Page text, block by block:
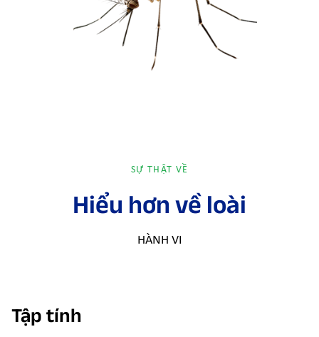
SỰ THẬT VỀ
Hiểu hơn về loài
HÀNH VI
Tập tính